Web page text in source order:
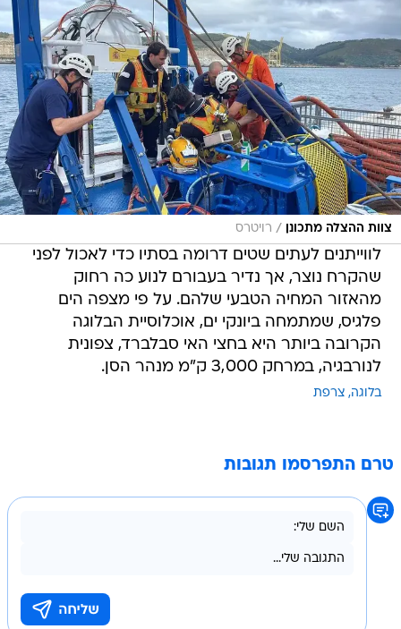
צוות ההצלה מתכונן / רויטרס
לווייתנים לעתים שטים דרומה בסתיו כדי לאכול לפני
שהקרח נוצר, אך נדיר בעבורם לנוע כה רחוק
מהאזור המחיה הטבעי שלהם. על פי מצפה הים
פלגיס, שמתמחה ביונקי ים, אוכלוסיית הבלוגה
הקרובה ביותר היא בחצי האי סבלברד, צפונית
לנורבגיה, במרחק 3,000 ק"מ מנהר הסן.
בלוגה צרפת
טרם התפרסמו תגובות